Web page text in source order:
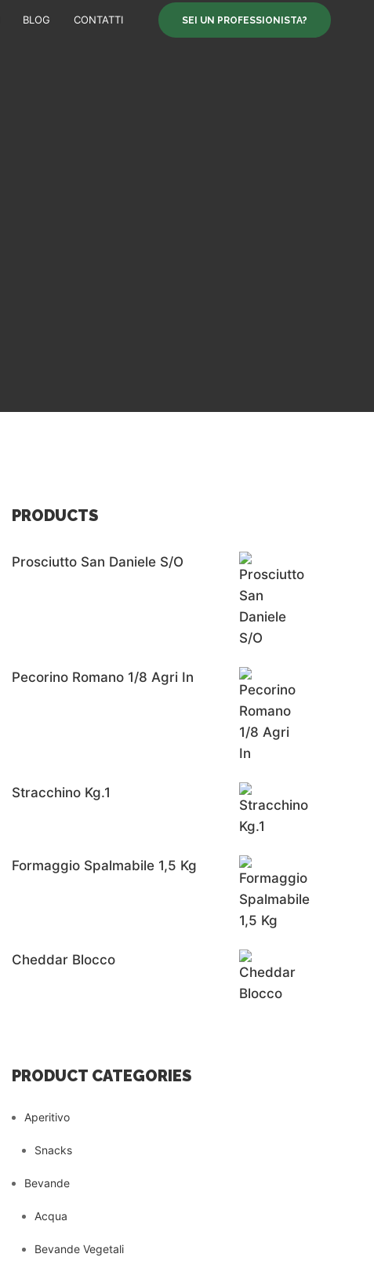
BLOG CONTATTI SEI UN PROFESSIONISTA?
PRODUCTS
Prosciutto San Daniele S/o
Pecorino Romano 1/8 Agri In
Stracchino Kg.1
Formaggio Spalmabile 1,5 Kg
Cheddar Blocco
PRODUCT CATEGORIES
Aperitivo
Snacks
Bevande
Acqua
Bevande Vegetali